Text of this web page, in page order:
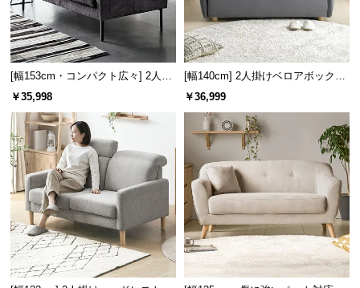
[幅153cm・コンパクト広々] 2人掛
けモダンソファ ブラックスチール
￥35,998
[幅140cm] 2人掛けベロアボックス
ソファ
￥36,999